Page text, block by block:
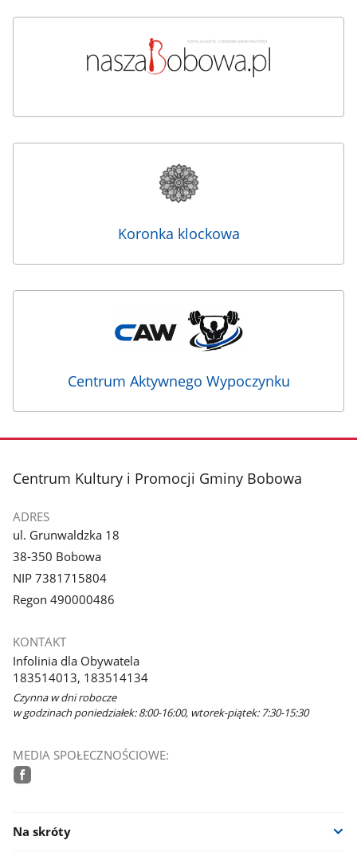
Koronka klockowa
Centrum Aktywnego Wypoczynku
stopka
Centrum Kultury i Promocji Gminy Bobowa
ADRES
ul. Grunwaldzka 18
38-350 Bobowa
NIP 7381715804
Regon 490000486
KONTAKT
Infolinia dla Obywatela
183514013, 183514134
Czynna w dni robocze
w godzinach poniedziałek: 8:00-16:00, wtorek-piątek: 7:30-15:30
MEDIA SPOŁECZNOŚCIOWE:
Na skróty